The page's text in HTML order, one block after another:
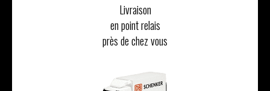
Livraison
en point relais
près de chez vous